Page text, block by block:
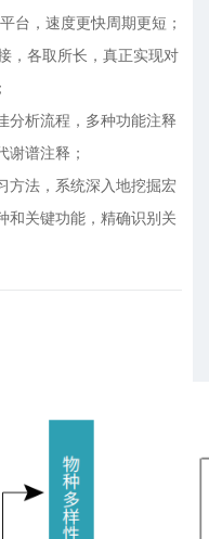
台，速度更快周期更短；
，各取所长，真正实现对
分析流程，多种功能注释
谢谱注释；
方法，系统深入地挖掘宏
和关键功能，精确识别关